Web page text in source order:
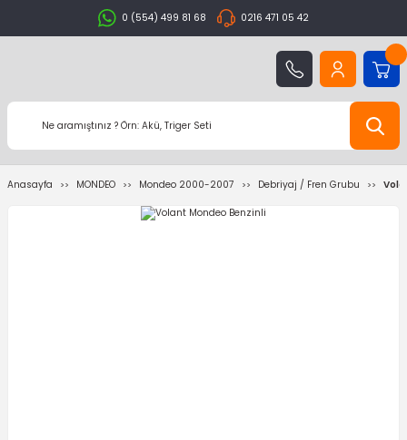
0 (554) 499 81 68 0216 471 05 42
Anasayfa MONDEO Mondeo 2000-2007 Debriyaj / Fren Grubu